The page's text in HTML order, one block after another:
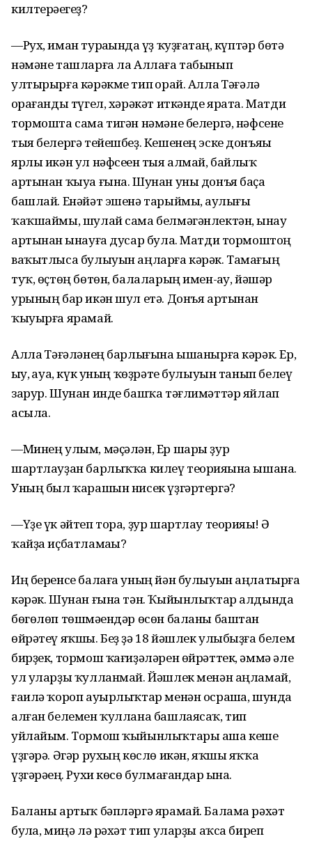
килтерәһегеҙ?
—Рух, иман тураһында һүҙ ҡуҙғатһаң, күптәр бөтә
нәмәне ташларға ла Аллаға табынып
ултырырға кәрәкме тип һорай. Аллаһ Тәғәлә
һорағанды түгел, хәрәкәт иткәнде ярата. Матди
тормошта сама тигән нәмәне белергә, нәфсене
тыя белергә тейешбеҙ. Кешенең эске донъяһы
ярлы икән ул нәфсеһен тыя алмай, байлыҡ
артынан ҡыуа ғына. Шунан уны донъя баҫа
башлай. Енәйәт эшенә тарыймы, һаулығы
ҡаҡшаймы, шулай сама белмәгәнлектән, һынау
артынан һынауға дусар була. Матди тормоштоң
ваҡытлыса булыуын аңларға кәрәк. Тамағың
туҡ, өҫтөң бөтөн, балаларың имен-һау, йәшәр
урының бар икән шул етә. Донъя артынан
ҡыуырға ярамай.
Аллаһ Тәғәләнең барлығына ышанырға кәрәк. Ер,
һыу, һауа, күк уның ҡөҙрәте булыуын танып белеү
зарур. Шунан инде башҡа тәғлимәттәр яйлап
асыла.
—Минең улым, мәҫәлән, Ер шары ҙур
шартлауҙан барлыҡҡа килеү теорияһына ышана.
Уның был ҡарашын нисек үҙгәртергә?
—Үҙе үк әйтеп тора, ҙур шартлау теорияһы! Ә
ҡайҙа иҫбатламаһы?
Иң беренсе балаға уның йән булыуын аңлатырға
кәрәк. Шунан ғына тән. Ҡыйынлыҡтар алдында
бөгөлөп төшмәһендәр өсөн баланы баштан
өйрәтеү яҡшы. Беҙ ҙә 18 йәшлек улыбыҙға белем
бирҙек, тормош ҡағиҙәләрен өйрәттек, әммә әле
ул уларҙы ҡулланмай. Йәшлек менән аңламай,
ғаилә ҡороп ауырлыҡтар менән осрашһа, шунда
алған белемен ҡуллана башлаясаҡ, тип
уйлайым. Тормош ҡыйынлыҡтары аша кеше
үҙгәрә. Әгәр рухың көслө икән, яҡшы яҡҡа
үҙгәрәһең. Рухи көсө булмағандар һына.
Баланы артыҡ бәпләргә ярамай. Балама рәхәт
булһа, миңә лә рәхәт тип уларҙы аҡса биреп